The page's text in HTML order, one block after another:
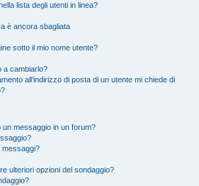
lista degli utenti in linea?
è ancora sbagliata
sotto il mio nome utente?
a cambiarlo?
all’indirizzo di posta di un utente mi chiede di
messaggio in un forum?
messaggi?
ulteriori opzioni del sondaggio?